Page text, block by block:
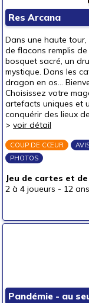
Puzzles & casse-
un bébé (0-3
un p'tit bout (3-
un junior (6-8
un jeune ado (8-
un ado (12-16
un adulte (16
Prix
autour de 10 €
autour de 20 €
autour de 50 €
Res Arcana
Dans une haute
de flacons remplis
bosquet sacré, un
mystique. Dans les
dragon en os...
Choisissez votre
artefacts uniques et
conquérir des lieux
> voir détail
COUP DE CŒUR
PHOTOS
Jeu de cartes et
2 à 4 joueurs - 12
Pandémie - au